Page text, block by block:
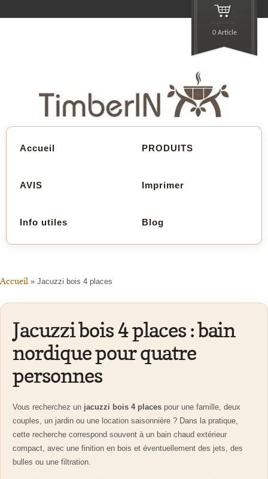
0 Article
Accueil PRODUITS
AVIS Imprimer
Info utiles Blog
Accueil » Jacuzzi bois 4 places
Jacuzzi bois 4 places : bain
nordique pour quatre
personnes
Vous recherchez un jacuzzi bois 4 places pour une famille, deux
couples, un jardin ou une location saisonnière ? Dans la pratique,
cette recherche correspond souvent à un bain chaud extérieur
compact, avec une finition en bois et éventuellement des jets, des
bulles ou une filtration.